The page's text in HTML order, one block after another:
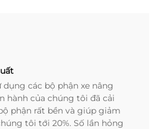
dụng các bộ phận xe nâng
hành của chúng tôi đã cải
phận rất bền và giúp giảm
tôi tới 20%. Số lần hỏng